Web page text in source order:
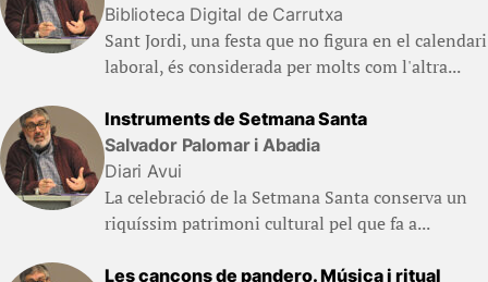
Biblioteca Digital de Carrutxa
Sant Jordi, una festa que no figura en el calendari
laboral, és considerada per molts com l'altra...
Instruments de Setmana Santa
Salvador Palomar i Abadia
Diari Avui
La celebració de la Setmana Santa conserva un
riquíssim patrimoni cultural pel que fa a...
Les cançons de pandero. Música i ritual